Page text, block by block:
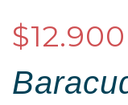
$12.900